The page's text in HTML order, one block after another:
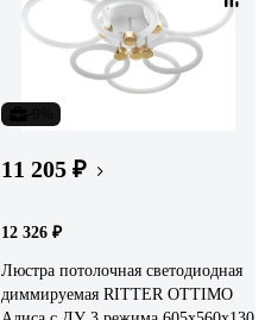
11 205 ₽
12 326 ₽
Люстра потолочная светодиодная
диммируемая RITTER OTTIMO